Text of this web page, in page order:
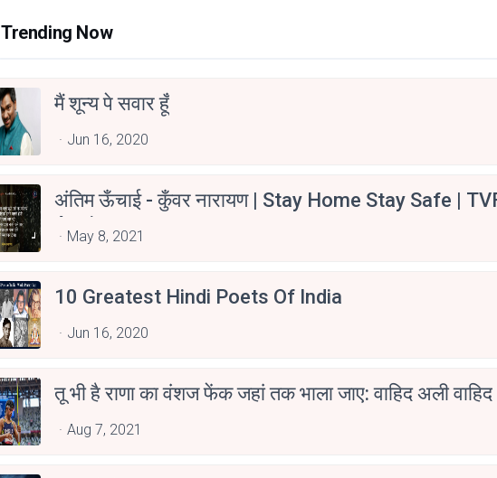
Trending Now
मैं शून्य पे सवार हूँ
Jun 16, 2020
अंतिम ऊँचाई - कुँवर नारायण | Stay Home Stay Safe |
Aspirants
May 8, 2021
10 Greatest Hindi Poets Of India
Jun 16, 2020
तू भी है राणा का वंशज फेंक जहां तक भाला जाए: वाहिद अली वाहिद
Aug 7, 2021